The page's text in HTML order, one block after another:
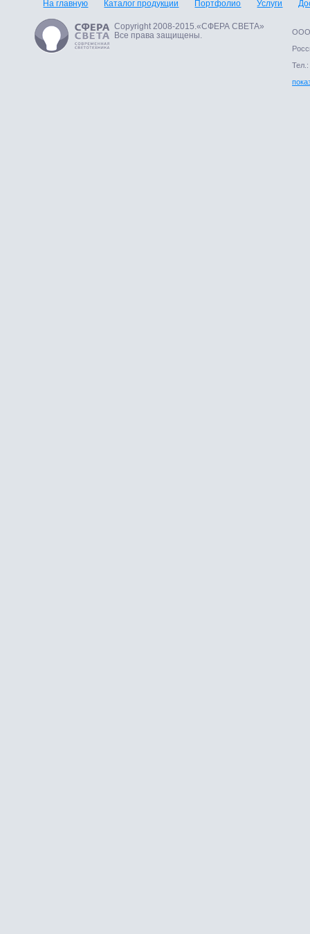
На главную Каталог продукции Портфолио Услуги
Copyright 2008-2015.«СФЕРА СВЕТА»
Все права защищены.
ООО